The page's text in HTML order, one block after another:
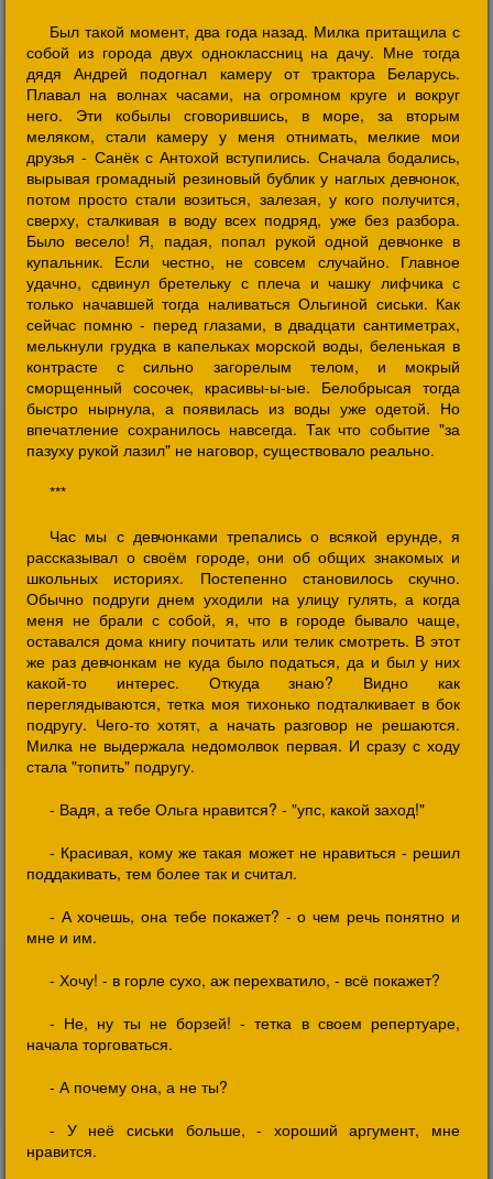
Был такой момент, два года назад. Милка притащила с
собой из города двух одноклассниц на дачу. Мне тогда
дядя Андрей подогнал камеру от трактора Беларусь.
Плавал на волнах часами, на огромном круге и вокруг
него. Эти кобылы сговорившись, в море, за вторым
меляком, стали камеру у меня отнимать, мелкие мои
друзья - Санёк с Антохой вступились. Сначала бодались,
вырывая громадный резиновый бублик у наглых девчонок,
потом просто стали возиться, залезая, у кого получится,
сверху, сталкивая в воду всех подряд, уже без разбора.
Было весело! Я, падая, попал рукой одной девчонке в
купальник. Если честно, не совсем случайно. Главное
удачно, сдвинул бретельку с плеча и чашку лифчика с
только начавшей тогда наливаться Ольгиной сиськи. Как
сейчас помню - перед глазами, в двадцати сантиметрах,
мелькнули грудка в капельках морской воды, беленькая в
контрасте с сильно загорелым телом, и мокрый
сморщенный сосочек, красивы-ы-ые. Белобрысая тогда
быстро нырнула, а появилась из воды уже одетой. Но
впечатление сохранилось навсегда. Так что событие "за
пазуху рукой лазил" не наговор, существовало реально.
***
Час мы с девчонками трепались о всякой ерунде, я
рассказывал о своём городе, они об общих знакомых и
школьных историях. Постепенно становилось скучно.
Обычно подруги днем уходили на улицу гулять, а когда
меня не брали с собой, я, что в городе бывало чаще,
оставался дома книгу почитать или телик смотреть. В этот
же раз девчонкам не куда было податься, да и был у них
какой-то интерес. Откуда знаю? Видно как
переглядываются, тетка моя тихонько подталкивает в бок
подругу. Чего-то хотят, а начать разговор не решаются.
Милка не выдержала недомолвок первая. И сразу с ходу
стала "топить" подругу.
- Вадя, а тебе Ольга нравится? - "упс, какой заход!"
- Красивая, кому же такая может не нравиться - решил
поддакивать, тем более так и считал.
- А хочешь, она тебе покажет? - о чем речь понятно и
мне и им.
- Хочу! - в горле сухо, аж перехватило, - всё покажет?
- Не, ну ты не борзей! - тетка в своем репертуаре,
начала торговаться.
- А почему она, а не ты?
- У неё сиськи больше, - хороший аргумент, мне
нравится.